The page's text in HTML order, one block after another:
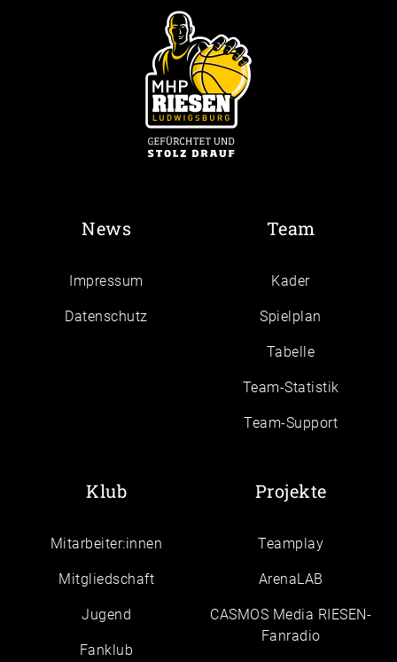
News
Impressum
Daten­schutz
Team
Kader
Spielplan
Tabelle
Team-Statistik
Team-Support
Klub
Mitarbeiter:innen
Mitgliedschaft
Jugend
Fanklub
Projekte
Teamplay
ArenaLAB
CASMOS Media RIESEN-
Fanradio